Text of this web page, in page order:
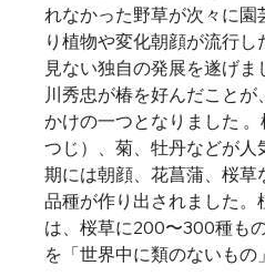
れなかった野草が次々に園
り植物や変化朝顔が流行
見ない独自の発展を遂げ
川秀忠が椿を好んだこと
かけの一つとなりました
つじ）、菊、牡丹などが人
期には朝顔、花菖蒲、桜草
品種が作り出されました。
は、桜草に200〜300種も
を「世界中に類のないもの